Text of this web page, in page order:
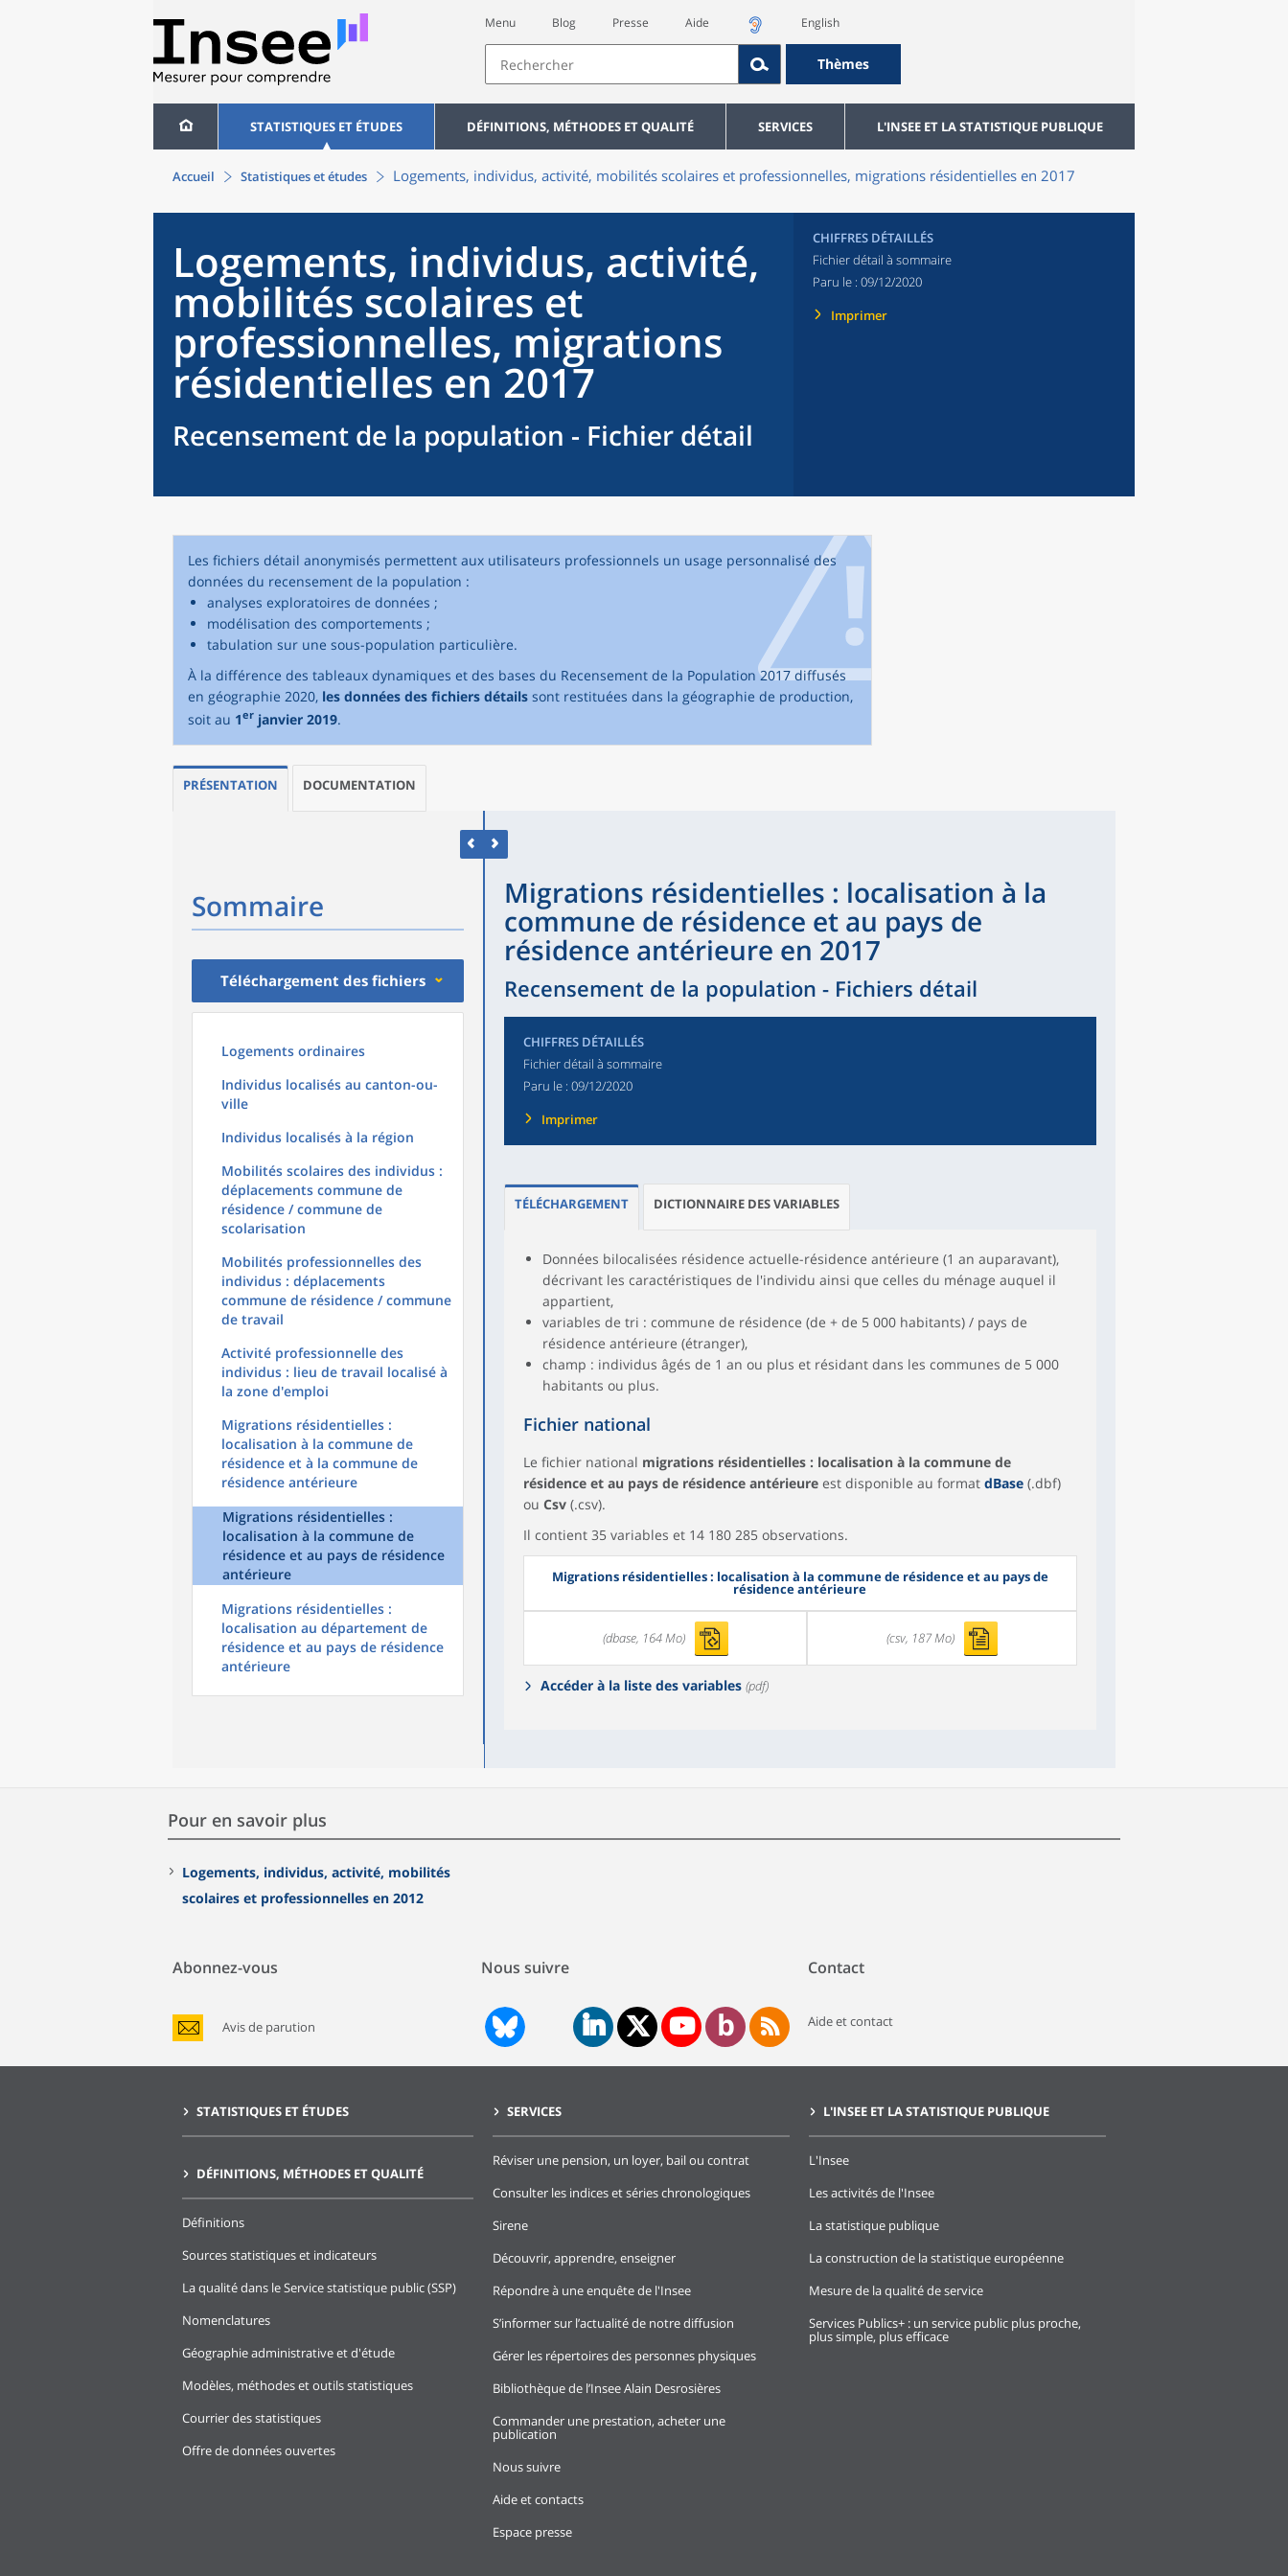
Menu Blog Presse Aide English
Thèmes
STATISTIQUES ET ÉTUDES DÉFINITIONS, MÉTHODES ET QUALITÉ SERVICES L'INSEE ET LA STATISTIQUE PUBLIQUE
Accueil Statistiques et études Logements, individus, activité, mobilités scolaires et professionnelles, migrations résidentielles en 2017
Logements, individus, activité,
mobilités scolaires et
professionnelles, migrations
résidentielles en 2017
Recensement de la population - Fichier détail
CHIFFRES DÉTAILLÉS
Fichier détail à sommaire
Paru le : 09/12/2020
Imprimer
Les fichiers détail anonymisés permettent aux utilisateurs professionnels un usage personnalisé des
données du recensement de la population :
analyses exploratoires de données ;
modélisation des comportements ;
tabulation sur une sous-population particulière.
À la différence des tableaux dynamiques et des bases du Recensement de la Population 2017 diffusés
en géographie 2020, les données des fichiers détails sont restituées dans la géographie de production,
soit au 1er janvier 2019.
PRÉSENTATION DOCUMENTATION
Sommaire
Téléchargement des fichiers
Logements ordinaires
Individus localisés au canton-ou-
ville
Individus localisés à la région
Mobilités scolaires des individus :
déplacements commune de
résidence / commune de
scolarisation
Mobilités professionnelles des
individus : déplacements
commune de résidence / commune
de travail
Activité professionnelle des
individus : lieu de travail localisé à
la zone d'emploi
Migrations résidentielles :
localisation à la commune de
résidence et à la commune de
résidence antérieure
Migrations résidentielles :
localisation à la commune de
résidence et au pays de résidence
antérieure
Migrations résidentielles :
localisation au département de
résidence et au pays de résidence
antérieure
Migrations résidentielles : localisation à la
commune de résidence et au pays de
résidence antérieure en 2017
Recensement de la population - Fichiers détail
CHIFFRES DÉTAILLÉS
Fichier détail à sommaire
Paru le : 09/12/2020
Imprimer
TÉLÉCHARGEMENT DICTIONNAIRE DES VARIABLES
Données bilocalisées résidence actuelle-résidence antérieure (1 an auparavant),
décrivant les caractéristiques de l'individu ainsi que celles du ménage auquel il
appartient,
variables de tri : commune de résidence (de + de 5 000 habitants) / pays de
résidence antérieure (étranger),
champ : individus âgés de 1 an ou plus et résidant dans les communes de 5 000
habitants ou plus.
Fichier national
Le fichier national migrations résidentielles : localisation à la commune de
résidence et au pays de résidence antérieureest disponible au format dBase(.dbf)
ou Csv(.csv).
Il contient 35 variables et 14 180 285 observations.
Migrations résidentielles : localisation à la commune de résidence et au pays de
résidence antérieure
(dbase, 164 Mo) (csv, 187 Mo)
Accéder à la liste des variables (pdf)
Pour en savoir plus
Logements, individus, activité, mobilités
scolaires et professionnelles en 2012
Abonnez-vous
Avis de parution
Nous suivre Contact
Aide et contact
STATISTIQUES ET ÉTUDES
DÉFINITIONS, MÉTHODES ET QUALITÉ
Définitions
Sources statistiques et indicateurs
La qualité dans le Service statistique public (SSP)
Nomenclatures
Géographie administrative et d'étude
Modèles, méthodes et outils statistiques
Courrier des statistiques
Offre de données ouvertes
SERVICES
Réviser une pension, un loyer, bail ou contrat
Consulter les indices et séries chronologiques
Sirene
Découvrir, apprendre, enseigner
Répondre à une enquête de l'Insee
S’informer sur l’actualité de notre diffusion
Gérer les répertoires des personnes physiques
Bibliothèque de l’Insee Alain Desrosières
Commander une prestation, acheter une
publication
Nous suivre
Aide et contacts
Espace presse
L'INSEE ET LA STATISTIQUE PUBLIQUE
L'Insee
Les activités de l'Insee
La statistique publique
La construction de la statistique européenne
Mesure de la qualité de service
Services Publics+ : un service public plus proche,
plus simple, plus efficace